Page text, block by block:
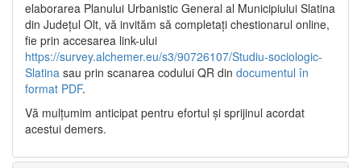
elaborarea Planului Urbanistic General al Municipiului Slatina
din Județul Olt, vă invităm să completați chestionarul online,
fie prin accesarea link-ului
https://survey.alchemer.eu/s3/90726107/Studiu-sociologic-
Slatina sau prin scanarea codului QR din documentul în
format PDF.
Vă mulţumim anticipat pentru efortul şi sprijinul acordat
acestui demers.